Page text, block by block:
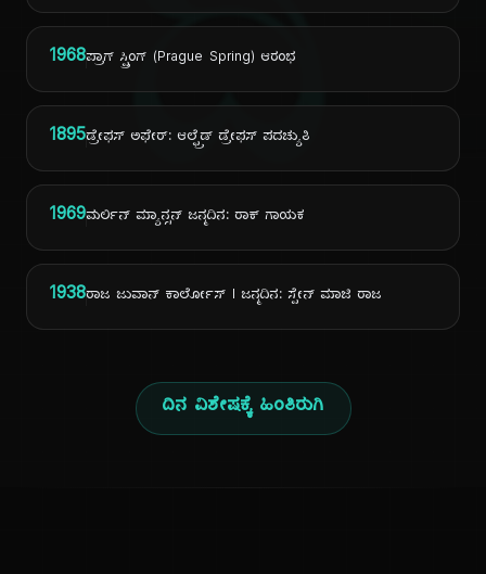
ದಿ
1968ಪ್ರಾಗ್ ಸ್ಪ್ರಿಂಗ್ (Prague Spring) ಆರಂಭ
1895ಡ್ರೇಫಸ್ ಅಫೇರ್: ಆಲ್ಫ್ರೆಡ್ ಡ್ರೇಫಸ್ ಪದಚ್ಯುತಿ
1969ಮರ್ಲಿನ್ ಮ್ಯಾನ್ಸನ್ ಜನ್ಮದಿನ: ರಾಕ್ ಗಾಯಕ
1938ರಾಜ ಜುವಾನ್ ಕಾರ್ಲೋಸ್ I ಜನ್ಮದಿನ: ಸ್ಪೇನ್ ಮಾಜಿ ರಾಜ
ದಿನ ವಿಶೇಷಕ್ಕೆ ಹಿಂತಿರುಗಿ